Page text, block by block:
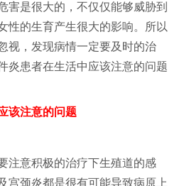
害是很大的，不仅仅能够威胁到
性的生育产生很大的影响。所以
视，发现病情一定要及时的治
炎患者在生活中应该注意的问题
该注意的问题
意积极的治疗下生殖道的感
宫颈炎都是很有可能导致病原上